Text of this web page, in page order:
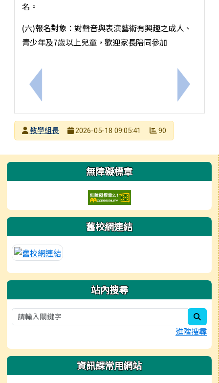
上一筆：轉知家長鼓勵學生踴躍報名參加本市115年
名。
(六)報名對象：對聲音與表演藝術有興趣之成人、
青少年及7歲以上兒童，歡迎家長陪同參加
下一筆：
發布者
教學組長
2026-05-18 09:05:41 90
左邊區域內容 無障礙標章
舊校網連結
站內搜尋
進階搜尋
資訊課常用網站